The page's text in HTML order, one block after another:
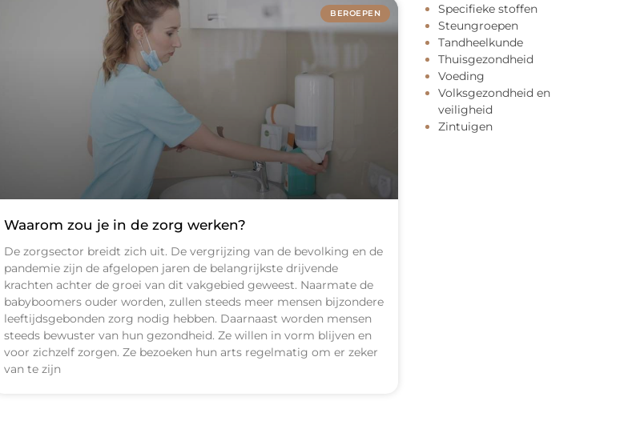
BEROEPEN
Waarom zou je in de zorg werken?
De zorgsector breidt zich uit. De vergrijzing van de bevolking en de
pandemie zijn de afgelopen jaren de belangrijkste drijvende
krachten achter de groei van dit vakgebied geweest. Naarmate de
babyboomers ouder worden, zullen steeds meer mensen bijzondere
leeftijdsgebonden zorg nodig hebben. Daarnaast worden mensen
steeds bewuster van hun gezondheid. Ze willen in vorm blijven en
voor zichzelf zorgen. Ze bezoeken hun arts regelmatig om er zeker
van te zijn
Specifieke stoffen
Steungroepen
Tandheelkunde
Thuisgezondheid
Voeding
Volksgezondheid en
veiligheid
Zintuigen